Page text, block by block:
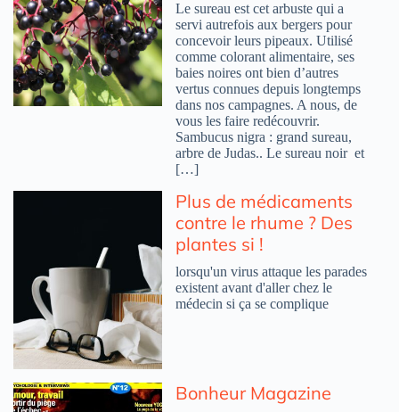
Le sureau est cet arbuste qui a
servi autrefois aux bergers pour
concevoir leurs pipeaux. Utilisé
comme colorant alimentaire, ses
baies noires ont bien d’autres
vertus connues depuis longtemps
dans nos campagnes. A nous, de
vous les faire redécouvrir.
Sambucus nigra : grand sureau,
arbre de Judas.. Le sureau noir et
[…]
Plus de médicaments
contre le rhume ? Des
plantes si !
lorsqu'un virus attaque les parades
existent avant d'aller chez le
médecin si ça se complique
Bonheur Magazine